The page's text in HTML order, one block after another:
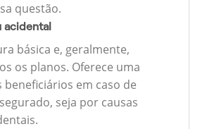
questão.
acidental
básica e, geralmente,
os planos. Oferece uma
beneficiários em caso de
seja por causas